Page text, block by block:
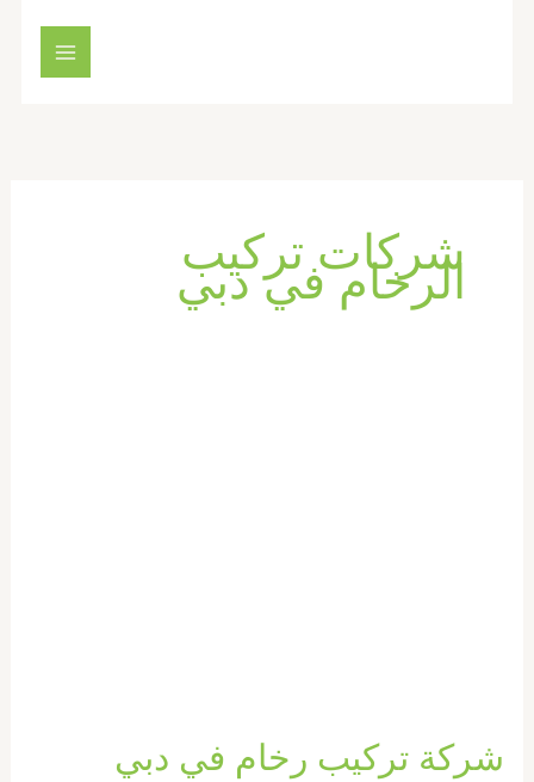
شركات تركيب
الرخام في دبي
شركة تركيب رخام في دبي